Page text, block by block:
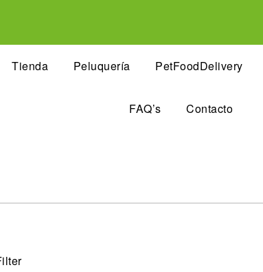
Tienda Peluquería PetFoodDelivery
FAQ’s Contacto